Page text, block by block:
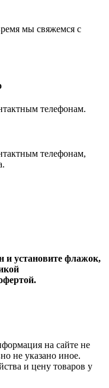
мы свяжемся с
телефонам.
телефонам,
и установите флажок,
на сайте не
не указано иное.
и цену товаров у